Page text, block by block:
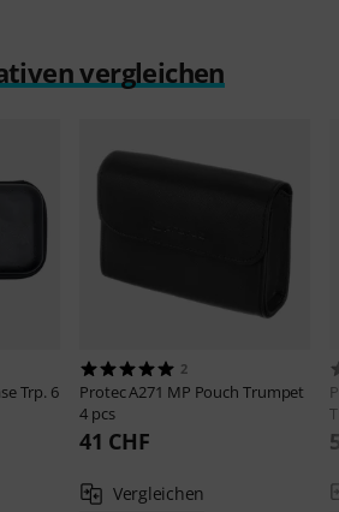
vergleichen
Trp. 6
2
ProtecA271 MP Pouch Trumpet
4 pcs
41 CHF
Vergleichen